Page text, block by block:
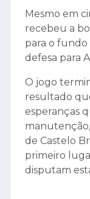
Mesmo em
recebeu a
para o fundo
defesa para
O jogo
resultado
esperanças
de Castelo
primeiro
disputam